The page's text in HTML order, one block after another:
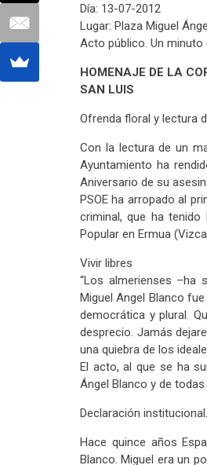
Día: 13-07-2012
Lugar: Plaza Miguel
Acto público. Un
HOMENAJE DE LA
SAN LUIS
Ofrenda floral y lectura
Con la lectura de un
Ayuntamiento ha
Aniversario de su
PSOE ha arropado al
criminal, que ha
Popular en Ermua
Vivir libres
“Los almerienses –ha
Miguel Angel Blanco
democrática y plural.
desprecio. Jamás
una quiebra de los
El acto, al que se ha
Ángel Blanco y de
Declaración
Hace quince años
Blanco. Miguel era un